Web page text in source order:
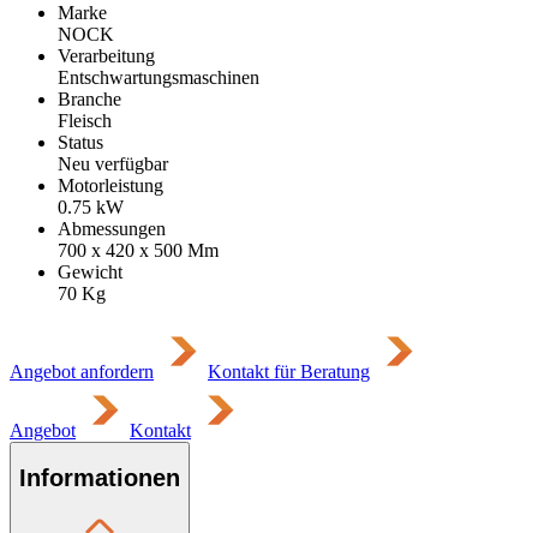
Marke
NOCK
Verarbeitung
Entschwartungsmaschinen
Branche
Fleisch
Status
Neu verfügbar
Motorleistung
0.75 kW
Abmessungen
700 x 420 x 500 Mm
Gewicht
70 Kg
Angebot anfordern Kontakt für Beratung
Angebot Kontakt
Informationen